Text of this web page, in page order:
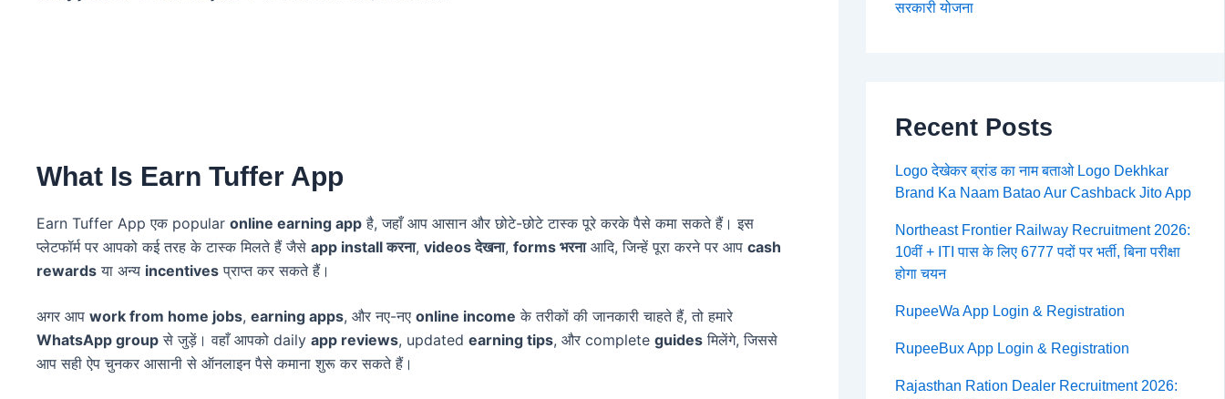
What Is Earn Tuffer App
Earn Tuffer App एक popular online earning app है, जहाँ आप आसान और छोटे-छोटे टास्क पूरे करके पैसे कमा सकते हैं। इस
प्लेटफॉर्म पर आपको कई तरह के टास्क मिलते हैं जैसे app install करना, videos देखना, forms भरनाआदि, जिन्हें पूरा करने पर आप cash
rewards या अन्य incentives प्राप्त कर सकते हैं।
अगर आप work from home jobs, earning apps, और नए-नए online income के तरीकों की जानकारी चाहते हैं, तो हमारे
WhatsApp group से जुड़ें। वहाँ आपको daily app reviews, updated earning tips, और complete guides मिलेंगे, जिससे
आप सही ऐप चुनकर आसानी से ऑनलाइन पैसे कमाना शुरू कर सकते हैं।
सरकारी योजना
Recent Posts
Logo देखेकर ब्रांड का नाम बताओ Logo Dekhkar
Brand Ka Naam Batao Aur Cashback Jito App
Northeast Frontier Railway Recruitment 2026:
10वीं + ITI पास के लिए 6777 पदों पर भर्ती, बिना परीक्षा
होगा चयन
RupeeWa App Login & Registration
RupeeBux App Login & Registration
Rajasthan Ration Dealer Recruitment 2026: